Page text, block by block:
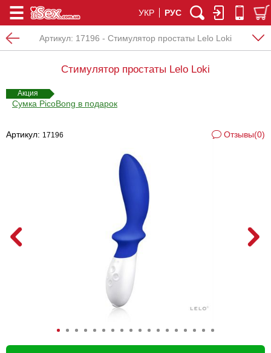
УКР РУС
Артикул: 17196 - Стимулятор простаты Lelo Loki
Стимулятор простаты Lelo Loki
Акция
Сумка PicoBong в подарок
Артикул: 17196 Отзывы(0)